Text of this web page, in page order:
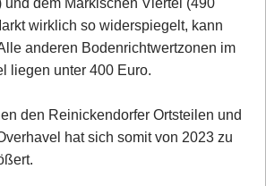
wirklich so widerspiegelt, kann
anderen Bodenrichtwertzonen im
liegen unter 400 Euro.
den Reinickendorfer Ortsteilen und
hat sich somit von 2023 zu